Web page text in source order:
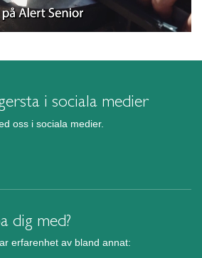
i sociala medier
oss i sociala medier.
dig med?
erfarenhet av bland annat: